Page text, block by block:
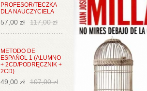
PROFESOR/TECZKA
DLA NAUCZYCIELA
57,00 zł 117,00 zł
METODO DE
ESPAŃOL 1 (ALUMNO
+ 2CD/PODRĘCZNIK +
2CD)
49,00 zł 107,00 zł